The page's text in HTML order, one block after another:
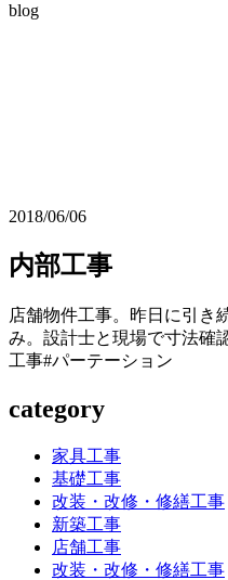
blog
2018/06/06
内部工事
店舗物件工事。昨日に引き
み。設計士と現場で寸法確
工事#パーテーション
category
家具工事
基礎工事
改装・改修・修繕工事
新築工事
店舗工事
改装・改修・修繕工事